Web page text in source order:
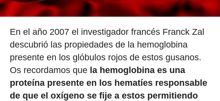
En el año 2007 el investigador francés Franck Zal
descubrió las propiedades de la hemoglobina
presente en los glóbulos rojos de estos gusanos.
Os recordamos que la hemoglobina es una
proteína presente en los hematíes responsable
de que el oxígeno se fije a estos permitiendo